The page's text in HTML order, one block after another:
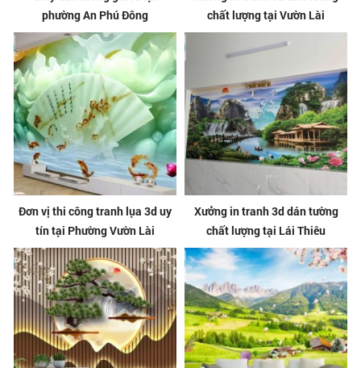
phường An Phú Đông
chất lượng tại Vườn Lài
Đơn vị thi công tranh lụa 3d uy
tín tại Phường Vườn Lài
Xưởng in tranh 3d dán tường
chất lượng tại Lái Thiêu